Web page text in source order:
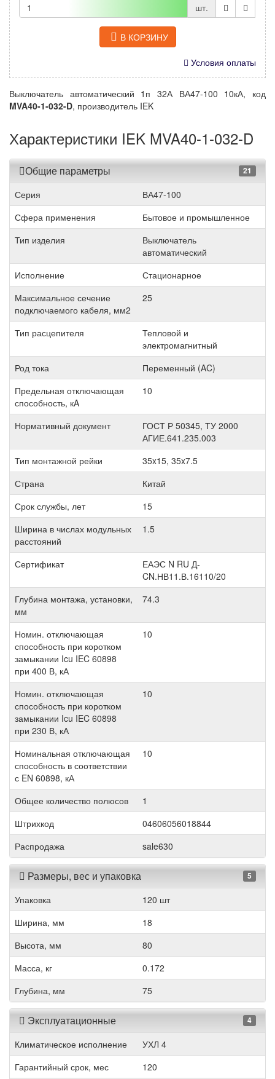
шт.
В КОРЗИНУ
Условия оплаты
Выключатель автоматический 1п 32А ВА47-100 10кА, код
MVA40-1-032-D, производитель IEK
Характеристики IEK MVA40-1-032-D
Общие параметры 21
Серия
ВА47-100
Сфера применения
Бытовое и промышленное
Тип изделия
Выключатель
автоматический
Исполнение
Стационарное
Максимальное сечение
подключаемого кабеля, мм2
25
Тип расцепителя
Тепловой и
электромагнитный
Род тока
Переменный (AC)
Предельная отключающая
способность, кA
10
Нормативный документ
ГОСТ Р 50345, ТУ 2000
АГИЕ.641.235.003
Тип монтажной рейки
35x15, 35x7.5
Страна
Китай
Срок службы, лет
15
Ширина в числах модульных
расстояний
1.5
Сертификат
ЕАЭС N RU Д-
CN.НВ11.В.16110/20
Глубина монтажа, установки,
мм
74.3
Номин. отключающая
способность при коротком
замыкании Icu IEC 60898
при 400 В, кА
10
Номин. отключающая
способность при коротком
замыкании Icu IEC 60898
при 230 В, кА
10
Номинальная отключающая
способность в соответствии
с EN 60898, кА
10
Общее количество полюсов
1
Штрихкод
04606056018844
Распродажа
sale630
Размеры, вес и упаковка 5
Упаковка
120 шт
Ширина, мм
18
Высота, мм
80
Масса, кг
0.172
Глубина, мм
75
Эксплуатационные 4
Климатическое исполнение
УХЛ 4
Гарантийный срок, мес
120